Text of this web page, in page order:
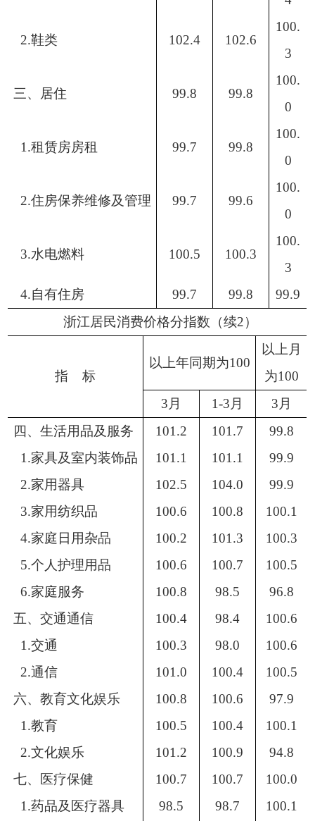
2.鞋类 102.4 102.6
100.
3
三、居住 99.8 99.8
100.
0
1.租赁房房租 99.7 99.8
100.
0
2.住房保养维修及管理 99.7 99.6
100.
0
3.水电燃料 100.5 100.3
100.
3
4.自有住房
99.7 99.8
99.9
浙江居民消费价格分指数（续2）
指 标
以上年同期为100
以上月
为100
3月
1-3月
3月
四、生活用品及服务
101.2 101.7
99.8
1.家具及室内装饰品
101.1 101.1
99.9
2.家用器具
102.5 104.0
99.9
3.家用纺织品
100.6 100.8
100.1
4.家庭日用杂品
100.2 101.3
100.3
5.个人护理用品
100.6 100.7
100.5
6.家庭服务
100.8 98.5
96.8
五、交通通信
100.4 98.4
100.6
1.交通
100.3 98.0
100.6
2.通信
101.0 100.4
100.5
六、教育文化娱乐
100.8 100.6
97.9
1.教育
100.5 100.4
100.1
2.文化娱乐
101.2 100.9
94.8
七、医疗保健
100.7 100.7
100.0
1.药品及医疗器具
98.5 98.7 100.1